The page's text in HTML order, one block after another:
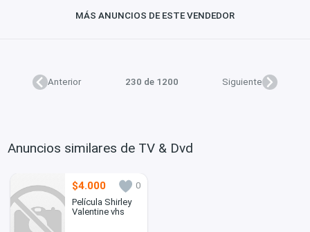
MÁS ANUNCIOS DE ESTE VENDEDOR
Anterior 230 de 1200 Siguiente
Anuncios similares de TV & Dvd
$4.000
0
Película Shirley
Valentine vhs